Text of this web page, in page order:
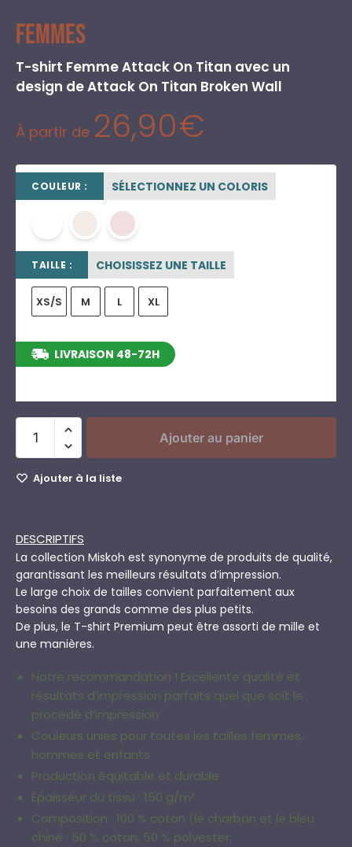
Femmes
T-shirt Femme Attack On Titan avec un
design de Attack On Titan Broken Wall
À partir de 26,90€
COULEUR : SÉLECTIONNEZ UN COLORIS
blanc
TAILLE : CHOISISSEZ UNE TAILLE
XS/S M L XL
LIVRAISON 48-72H
Ajouter au panier
Ajouter à la liste
DESCRIPTIFS
La collection Miskoh est synonyme de produits de qualité,
garantissant les meilleurs résultats d’impression.
Le large choix de tailles convient parfaitement aux
besoins des grands comme des plus petits.
De plus, le T-shirt Premium peut être assorti de mille et
une manières.
Notre recommandation ! Excellente qualité et
résultats d’impression parfaits quel que soit le
procédé d’impression
Couleurs unies pour toutes les tailles femmes,
hommes et enfants
Production équitable et durable
Épaisseur du tissu : 150 g/m²
Composition : 100 % coton (le charbon et le bleu
chiné : 50 % coton, 50 % polyester;